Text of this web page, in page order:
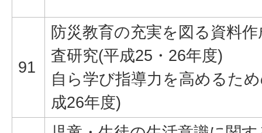
91
防災教育の充実を図る資料
査研究(平成25・26年度)
自ら学び指導力を高めるた
成26年度)